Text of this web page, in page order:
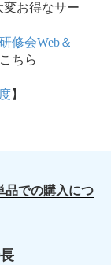
お得なサー
研修会Web＆
ちら
】
での購入につ